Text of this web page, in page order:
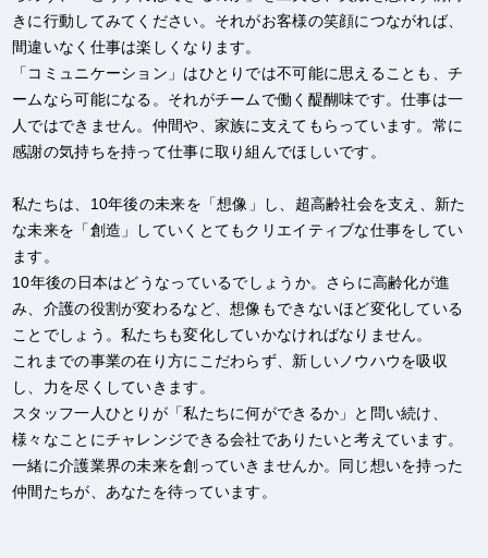
きに行動してみてください。それがお客様の笑顔につながれば、
間違いなく仕事は楽しくなります。
「コミュニケーション」はひとりでは不可能に思えることも、チ
ームなら可能になる。それがチームで働く醍醐味です。仕事は一
人ではできません。仲間や、家族に支えてもらっています。常に
感謝の気持ちを持って仕事に取り組んでほしいです。
私たちは、10年後の未来を「想像」し、超高齢社会を支え、新た
な未来を「創造」していくとてもクリエイティブな仕事をしてい
ます。
10年後の日本はどうなっているでしょうか。さらに高齢化が進
み、介護の役割が変わるなど、想像もできないほど変化している
ことでしょう。私たちも変化していかなければなりません。
これまでの事業の在り方にこだわらず、新しいノウハウを吸収
し、力を尽くしていきます。
スタッフ一人ひとりが「私たちに何ができるか」と問い続け、
様々なことにチャレンジできる会社でありたいと考えています。
一緒に介護業界の未来を創っていきませんか。同じ想いを持った
仲間たちが、あなたを待っています。